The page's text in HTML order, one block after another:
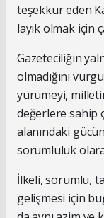
teşekkür eden
layık olmak için
Gazeteciliğin
olmadığını
yürümeyi,
değerlere sahip
alanındaki
sorumluluk
İlkeli, sorumlu,
gelişmesi için